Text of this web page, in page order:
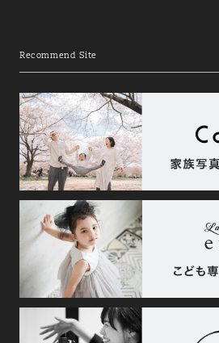
Recommend Site